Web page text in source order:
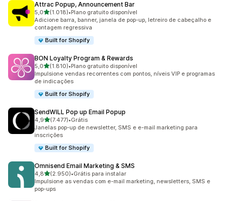
Attrac Popup, Announcement Bar
5,0de 5 estrelas
(1.018)
1018 avaliações ao todo
•Plano gratuito disponível
Adicione barra, banner, janela de pop-up, letreiro de cabeçalho e
contagem regressiva
Built for Shopify
BON Loyalty Program & Rewards
5,0de 5 estrelas
(1.810)
1810 avaliações ao todo
•Plano gratuito disponível
Impulsione vendas recorrentes com pontos, níveis VIP e programas
de indicações
Built for Shopify
SendWILL Pop up Email Popup
4,9de 5 estrelas
(7.477)
7477 avaliações ao todo
•Grátis
Janelas pop-up de newsletter, SMS e e-mail marketing para
inscrições
Built for Shopify
Omnisend Email Marketing & SMS
4,8de 5 estrelas
(2.950)
2950 avaliações ao todo
•Grátis para instalar
Impulsione as vendas com e-mail marketing, newsletters, SMS e
pop-ups